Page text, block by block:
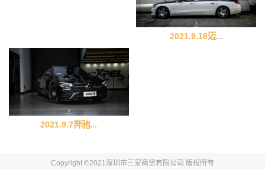
2021.9.18迈...
2021.9.7奔驰...
Copyright ©2021深圳市三安商贸有限公司 版权所有